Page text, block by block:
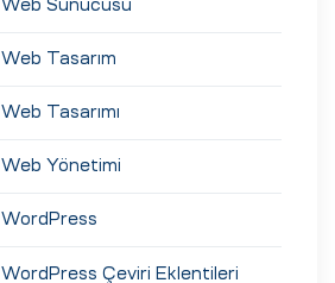
Web Sunucusu
Web Tasarım
Web Tasarımı
Web Yönetimi
WordPress
WordPress Çeviri Eklentileri